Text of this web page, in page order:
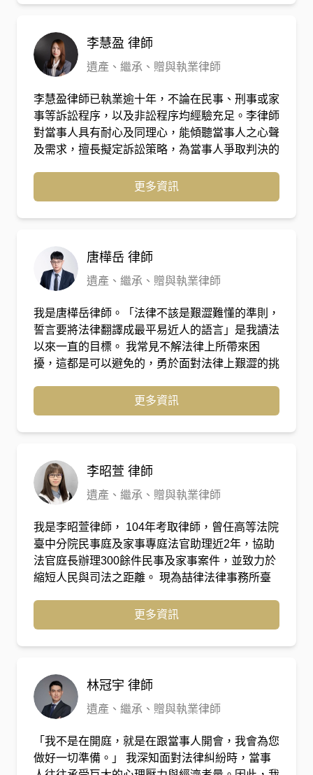
李慧盈 律師
遺產、繼承、贈與執業律師
李慧盈律師已執業逾十年，不論在民事、刑事或家
事等訴訟程序，以及非訟程序均經驗充足。李律師
對當事人具有耐心及同理心，能傾聽當事人之心聲
及需求，擅長擬定訴訟策略，為當事人爭取判決的
之風險降低，以解決當事人之紛爭。
更多資訊
唐樺岳 律師
遺產、繼承、贈與執業律師
我是唐樺岳律師。「法律不該是艱澀難懂的準則，
誓言要將法律翻譯成最平易近人的語言」是我讀法
以來一直的目標。 我常見不解法律上所帶來困
擾，這都是可以避免的，勇於面對法律上艱澀的挑
更多資訊
李昭萱 律師
遺產、繼承、贈與執業律師
我是李昭萱律師， 104年考取律師，曾任高等法院
臺中分院民事庭及家事專庭法官助理近2年，協助
法官庭長辦理300餘件民事及家事案件，並致力於
縮短人民與司法之距離。 現為喆律法律事務所臺
件等，迄今已協助300多位客戶爭取法律權益。
更多資訊
林冠宇 律師
遺產、繼承、贈與執業律師
「我不是在開庭，就是在跟當事人開會，我會為您
做好一切準備。」 我深知面對法律糾紛時，當事